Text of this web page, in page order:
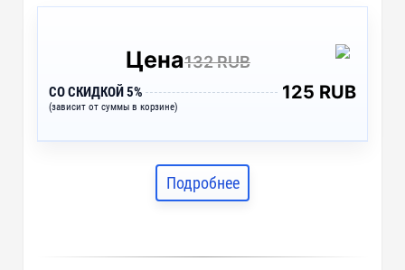
Цена132 RUB
СО СКИДКОЙ 5%
(зависит от суммы в корзине)
125 RUB
Подробнее